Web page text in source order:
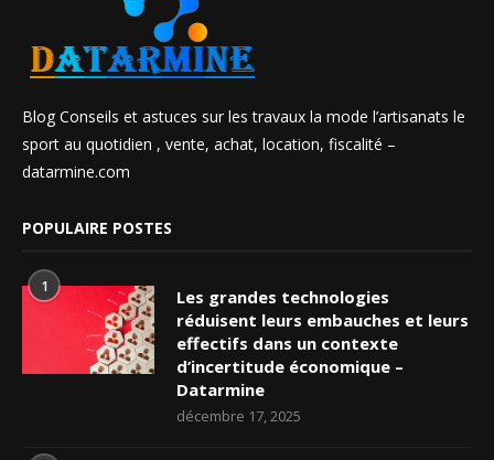
Blog Conseils et astuces sur les travaux la mode l’artisanats le
sport au quotidien , vente, achat, location, fiscalité –
datarmine.com
POPULAIRE POSTES
1
Les grandes technologies
réduisent leurs embauches et leurs
effectifs dans un contexte
d’incertitude économique –
Datarmine
décembre 17, 2025